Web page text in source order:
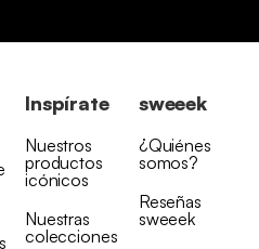
Inspírate
Nuestros
productos
icónicos
Nuestras
colecciones
sweeek
¿Quiénes
somos?
Reseñas
sweeek